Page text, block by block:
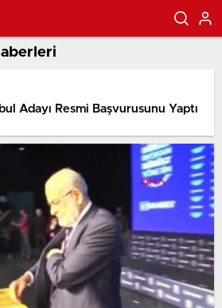
Adayı Resmi Başvurusunu Yaptı